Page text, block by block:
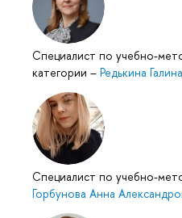
Специалист по учебно-
категории – Редькина
Специалист по учебно-
Горбунова Анна